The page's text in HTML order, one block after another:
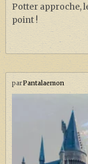
Potter approche,
point !
parPantalaemon